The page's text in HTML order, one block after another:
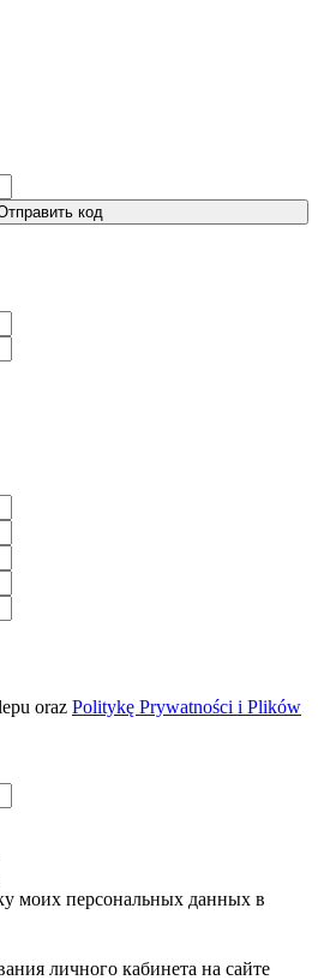
код
oraz Politykę Prywatności i Plików
моих персональных данных в
личного кабинета на сайте